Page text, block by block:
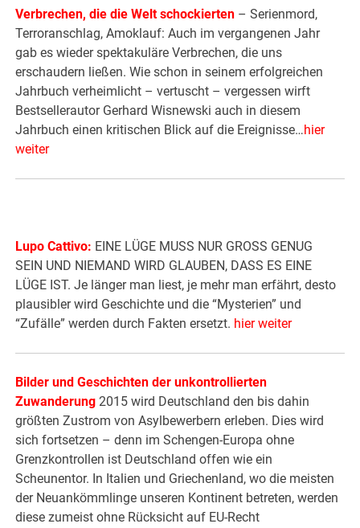
Verbrechen, die die Welt schockierten – Serienmord,
Terroranschlag, Amoklauf: Auch im vergangenen Jahr
gab es wieder spektakuläre Verbrechen, die uns
erschaudern ließen. Wie schon in seinem erfolgreichen
Jahrbuch verheimlicht – vertuscht – vergessen wirft
Bestsellerautor Gerhard Wisnewski auch in diesem
Jahrbuch einen kritischen Blick auf die Ereignisse…hier
weiter
Lupo Cattivo: EINE LÜGE MUSS NUR GROSS GENUG
SEIN UND NIEMAND WIRD GLAUBEN, DASS ES EINE
LÜGE IST. Je länger man liest, je mehr man erfährt, desto
plausibler wird Geschichte und die “Mysterien” und
“Zufälle” werden durch Fakten ersetzt. hier weiter
Bilder und Geschichten der unkontrollierten
Zuwanderung 2015 wird Deutschland den bis dahin
größten Zustrom von Asylbewerbern erleben. Dies wird
sich fortsetzen – denn im Schengen-Europa ohne
Grenzkontrollen ist Deutschland offen wie ein
Scheunentor. In Italien und Griechenland, wo die meisten
der Neuankömmlinge unseren Kontinent betreten, werden
diese zumeist ohne Rücksicht auf EU-Recht